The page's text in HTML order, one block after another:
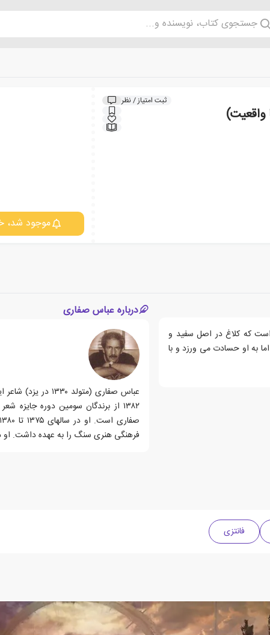
جستجوی کتاب، نویسنده و...
ثبت امتیاز / نظر
واقعیت)
موجود شد،
است که کلاغ در اصل سفید و
به او حسادت می ورزد و با
درباره عباس صفاری
عباس صفاری
۱۳۸۲ از برندگان سومین دوره جایزه
فرهنگی هنری سنگ را به عهده داشت.
فانتزی